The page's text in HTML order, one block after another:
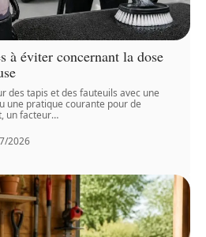
à éviter concernant la dose
des tapis et des fauteuils avec une
une pratique courante pour de
un facteur…
2026